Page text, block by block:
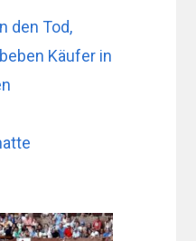
den Tod,
Käufer in